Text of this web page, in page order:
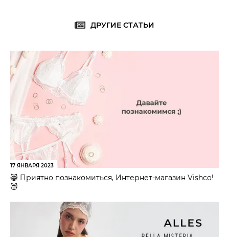
ДРУГИЕ СТАТЬИ
17 ЯНВАРЯ 2023
😸 Приятно познакомиться, Интернет-магазин Vishco!
😻